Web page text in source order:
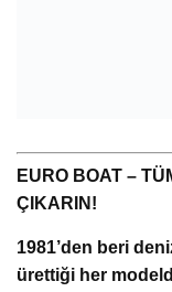
EURO BOAT –
ÇIKARIN!
1981’den beri
ürettiği her